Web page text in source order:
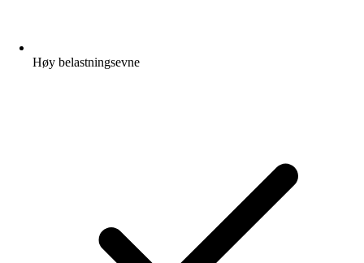
Høy belastningsevne